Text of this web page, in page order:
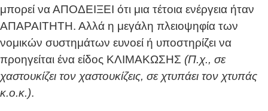
μπορεί να ΑΠΟΔΕΙΞΕΙ ότι μια τέτοια ενέργεια ήταν
ΑΠΑΡΑΙΤΗΤΗ. Αλλά η μεγάλη πλειοψηφία των
νομικών συστημάτων ευνοεί ή υποστηρίζει να
προηγείται ένα είδος ΚΛΙΜΑΚΩΣΗΣ (Π.χ., σε
χαστουκίζει τον χαστουκίζεις, σε χτυπάει τον χτυπάς
κ.ο.κ.).